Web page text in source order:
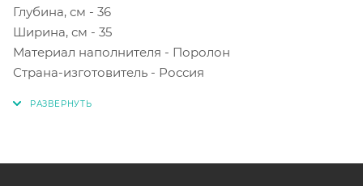
Глубина, см - 36
Ширина, см - 35
Материал наполнителя - Поролон
Страна-изготовитель - Россия